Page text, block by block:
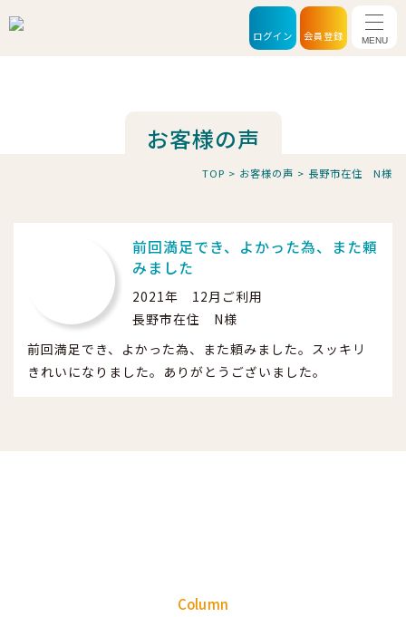
ログイン 会員登録 メニ
お客様の声
TOP > お客様の声 > 長野市在住 N様
前回満足でき、よかった為、また頼
みました
2021年 12月ご利用
長野市在住 N様
前回満足でき、よかった為、また頼みました。スッキリ
きれいになりました。ありがとうございました。
Column